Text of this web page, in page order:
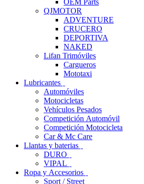
OEM Parts
QJMOTOR
ADVENTURE
CRUCERO
DEPORTIVA
NAKED
Lifan Trimóviles
Cargueros
Mototaxi
Lubricantes
Automóviles
Motocicletas
Vehículos Pesados
Competición Automóvil
Competición Motocicleta
Car & Mc Care
Llantas y baterias
DURO
VIPAL
Ropa y Accesorios
Sport / Street